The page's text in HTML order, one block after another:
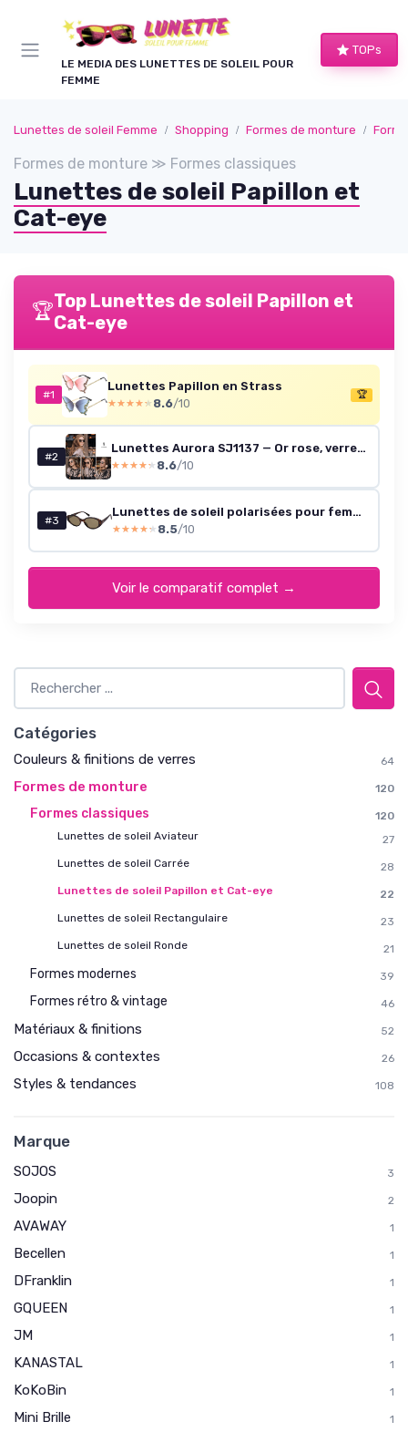
LE MEDIA DES LUNETTES DE SOLEIL POUR
FEMME
TOPs
Lunettes de soleil Femme Shopping Formes de monture
Formes de monture ≫ Formes classiques
Lunettes de soleil Papillon et
Cat-eye
🏆Top Lunettes de soleil Papillon et
Cat-eye
#1
Lunettes Papillon en Strass
★★★★★
★★★★★ 8.6/10
🏆
#2
Lunettes Aurora SJ1137 — Or rose, verres gris-rose dégradés
★★★★★
★★★★★ 8.6/10
#3
Lunettes de soleil polarisées pour femme Ovale Rétro UV400 Protection œil de chat Vintage avec visage large Style SJ2608 Monture de Tortue et Verres Marron
★★★★★
★★★★★ 8.5/10
Voir le comparatif complet →
Catégories
Couleurs & finitions de verres 64
Formes de monture 120
Formes classiques
120
Lunettes de soleil Aviateur
27
Lunettes de soleil Carrée
28
Lunettes de soleil Papillon et Cat-eye
22
Lunettes de soleil Rectangulaire
23
Lunettes de soleil Ronde
21
Formes modernes 39
Formes rétro & vintage 46
Matériaux & finitions 52
Occasions & contextes 26
Styles & tendances 108
Marque
SOJOS 3
Joopin 2
AVAWAY 1
Becellen 1
DFranklin 1
GQUEEN 1
JM 1
KANASTAL 1
KoKoBin 1
Mini Brille 1